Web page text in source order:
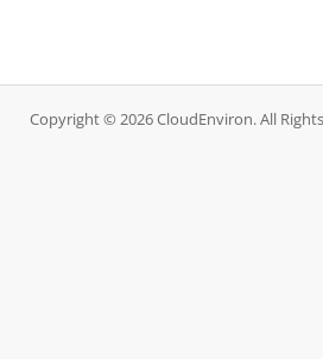
Copyright © 2026 CloudEnviron. All